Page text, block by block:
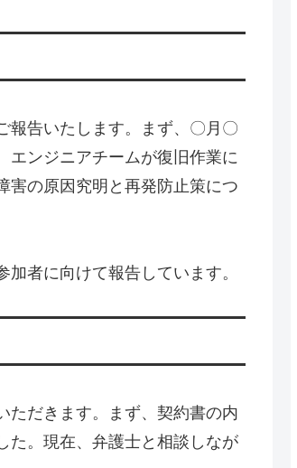
報告いたします。まず、〇月〇
エンジニアチームが復旧作業に
害の原因究明と再発防止策につ
者に向けて報告しています。
ただきます。まず、契約書の内
た。現在、弁護士と相談しなが